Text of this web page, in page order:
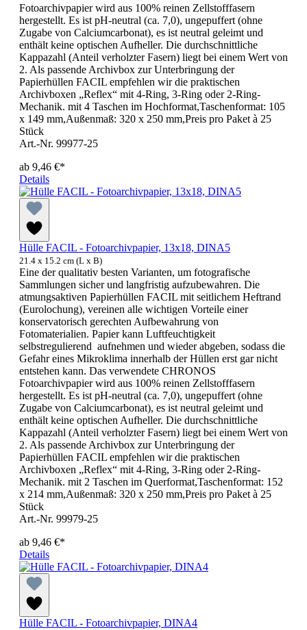
Fotoarchivpapier wird aus 100% reinen Zellstofffasern
hergestellt. Es ist pH-neutral (ca. 7,0), ungepuffert (ohne
Zugabe von Calciumcarbonat), es ist neutral geleimt und
enthält keine optischen Aufheller. Die durchschnittliche
Kappazahl (Anteil verholzter Fasern) liegt bei einem Wert von
2. Als passende Archivbox zur Unterbringung der
Papierhüllen FACIL empfehlen wir die praktischen
Archivboxen „Reflex“ mit 4-Ring, 3-Ring oder 2-Ring-
Mechanik. mit 4 Taschen im Hochformat,Taschenformat: 105
x 149 mm,Außenmaß: 320 x 250 mm,Preis pro Paket à 25
Stück
Art.-Nr. 99977-25
ab 9,46 €*
Details
Hülle FACIL - Fotoarchivpapier, 13x18, DINA5
21.4 x 15.2 cm (L x B)
Eine der qualitativ besten Varianten, um fotografische
Sammlungen sicher und langfristig aufzubewahren. Die
atmungsaktiven Papierhüllen FACIL mit seitlichem Heftrand
(Eurolochung), vereinen alle wichtigen Vorteile einer
konservatorisch gerechten Aufbewahrung von
Fotomaterialien. Papier kann Luftfeuchtigkeit
selbstregulierend aufnehmen und wieder abgeben, sodass die
Gefahr eines Mikroklima innerhalb der Hüllen erst gar nicht
entstehen kann. Das verwendete CHRONOS
Fotoarchivpapier wird aus 100% reinen Zellstofffasern
hergestellt. Es ist pH-neutral (ca. 7,0), ungepuffert (ohne
Zugabe von Calciumcarbonat), es ist neutral geleimt und
enthält keine optischen Aufheller. Die durchschnittliche
Kappazahl (Anteil verholzter Fasern) liegt bei einem Wert von
2. Als passende Archivbox zur Unterbringung der
Papierhüllen FACIL empfehlen wir die praktischen
Archivboxen „Reflex“ mit 4-Ring, 3-Ring oder 2-Ring-
Mechanik. mit 2 Taschen im Querformat,Taschenformat: 152
x 214 mm,Außenmaß: 320 x 250 mm,Preis pro Paket à 25
Stück
Art.-Nr. 99979-25
ab 9,46 €*
Details
Hülle FACIL - Fotoarchivpapier, DINA4